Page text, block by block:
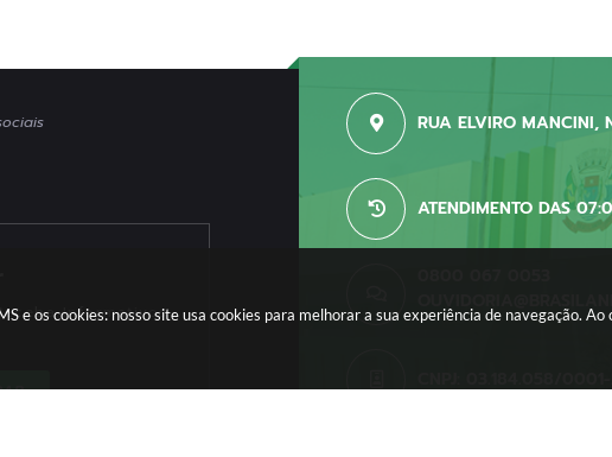
e os cookies: nosso site usa cookies para melhorar a sua experiência de navegação.
Informativos
RUA ELVIRO MANCINI,
ATENDIMENTO DAS